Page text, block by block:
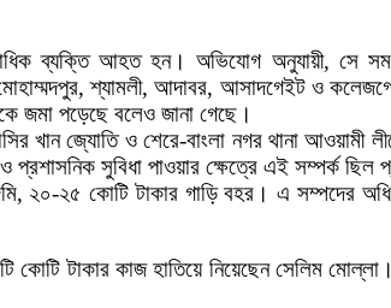
ব্যক্তি আহত হন। অভিযোগ অনুযায়ী, সে সময়
মোহাম্মদপুর, শ্যামলী, আদাবর, আসাদগেইট ও
জমা পড়েছে বলেও জানা গেছে।
খান জ্যোতি ও শেরে-বাংলা নগর থানা আওয়ামী
সুবিধা পাওয়ার ক্ষেত্রে এই সম্পর্ক ছিল
২০-২৫ কোটি টাকার গাড়ি বহর। এ সম্পদের
টাকার কাজ হাতিয়ে নিয়েছেন সেলিম